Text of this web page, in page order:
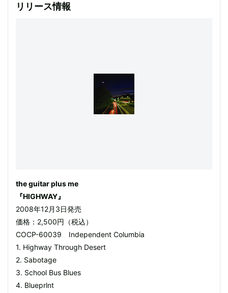
リリース情報
the guitar plus me
『HIGHWAY』
2008年12月3日発売
価格：2,500円（税込）
COCP-60039 Independent Columbia
1. Highway Through Desert
2. Sabotage
3. School Bus Blues
4. Blueprlnt